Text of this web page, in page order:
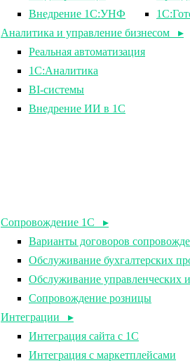
Внедрение 1С:УНФ
Аналитика и управление бизнесом ▸
Реальная автоматизация
1С:Аналитика
BI-системы
Внедрение ИИ в 1С
Сопровождение 1С ▸
Варианты договоров
Обслуживание бухгалтерских
Обслуживание управленческих
Сопровождение розницы
Интеграции ▸
Интеграция сайта с 1С
Интеграция с маркетплейсами